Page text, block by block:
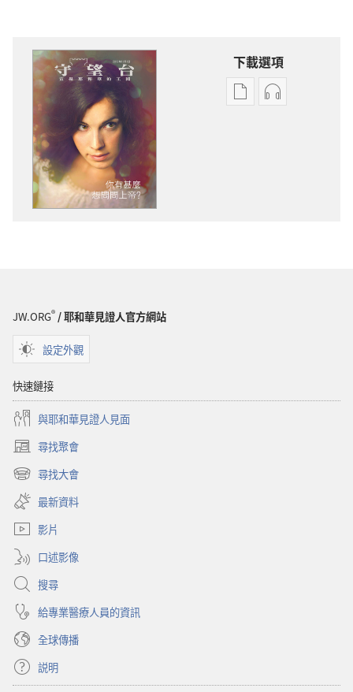
下載選項
電
想
錄
上
JW.ORG®/ 耶和華見證人官方網站
設定外觀
快速鏈接
與耶和華見證人見面
尋找聚會
（開
啟
新
視
窗）
尋找大會
（開
啟
新
視
最新資料
影片
口述影像
搜尋
給專業醫療人員的資訊
全球傳播
説明